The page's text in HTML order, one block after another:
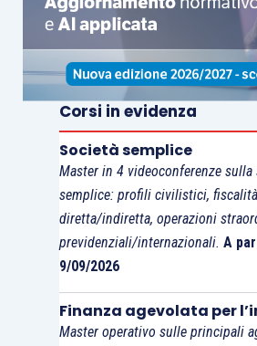
Corsi in evidenza
Società semplice
Master in 4 videoconferenze sulla
semplice: profili civilistici, fiscalità
diretta/indiretta, operazioni
previdenziali/internazionali. A
9/09/2026
Finanza agevolata per
Master operativo sulle principali